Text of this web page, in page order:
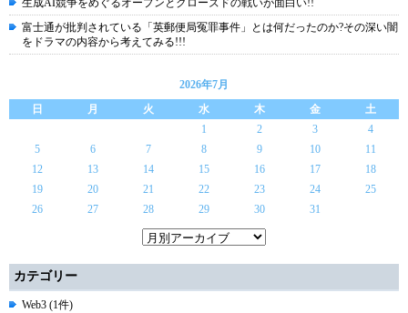
生成AI競争をめぐるオープンとクローズドの戦いが面白い!!
富士通が批判されている「英郵便局冤罪事件」とは何だったのか?その深い闇
をドラマの内容から考えてみる!!!
2026年7月
日
月 火 水 木 金
土
1
2 3
4
5
6 7 8 9 10
11
12
13 14 15 16 17
18
19
20 21 22 23 24
25
26
27 28 29 30 31
カテゴリー
Web3 (1件)